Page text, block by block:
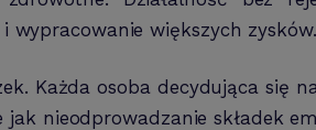
większych zysków.
Każda osoba decydująca się
nieodprowadzanie składek